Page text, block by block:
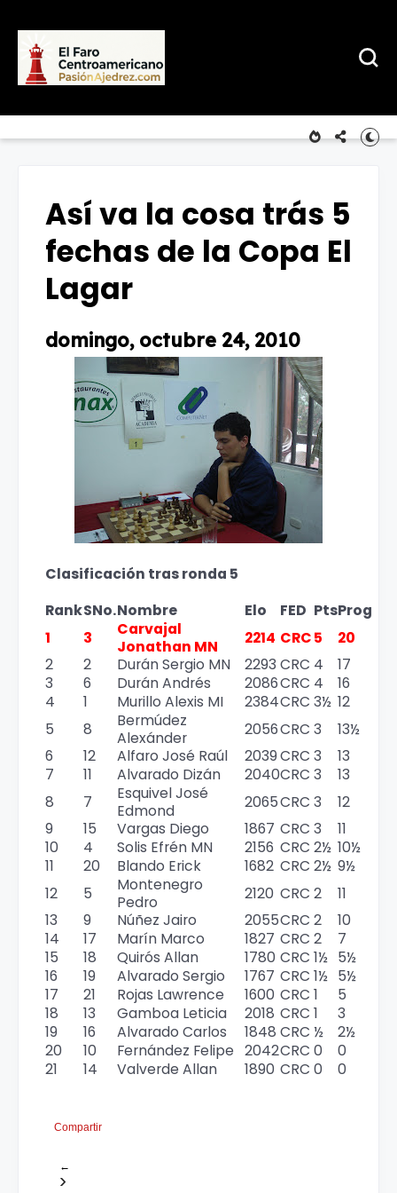
Así va la cosa trás 5
fechas de la Copa El
Lagar
domingo, octubre 24, 2010
Clasificación tras ronda 5
RankSNo.Nombre Elo FED PtsProg
1
3
Carvajal
Jonathan MN
2214 CRC5
20
2
2 Durán Sergio MN 2293 CRC 4
17
3
6 Durán Andrés 2086CRC 4
16
4
1 Murillo Alexis MI 2384CRC 3½ 12
5
8
Bermúdez
Alexánder
2056CRC 3
13½
6
12 Alfaro José Raúl 2039CRC 3
13
7
11 Alvarado Dizán 2040CRC 3
13
8
7
Esquivel José
Edmond
2065CRC 3
12
9
15 Vargas Diego 1867 CRC 3
11
10
4 Solis Efrén MN 2156 CRC 2½ 10½
11
20 Blando Erick 1682 CRC 2½ 9½
12
5
Montenegro
Pedro
2120 CRC 2
11
13
9 Núñez Jairo 2055CRC 2
10
14
17 Marín Marco 1827 CRC 2
7
15
18 Quirós Allan 1780 CRC 1½ 5½
16
19 Alvarado Sergio 1767 CRC 1½ 5½
17
21 Rojas Lawrence 1600 CRC 1
5
18
13 Gamboa Leticia 2018 CRC 1
3
19
16 Alvarado Carlos 1848 CRC ½
2½
20
10 Fernández Felipe 2042CRC 0
0
21
14 Valverde Allan 1890 CRC 0 0
Compartir
←
›